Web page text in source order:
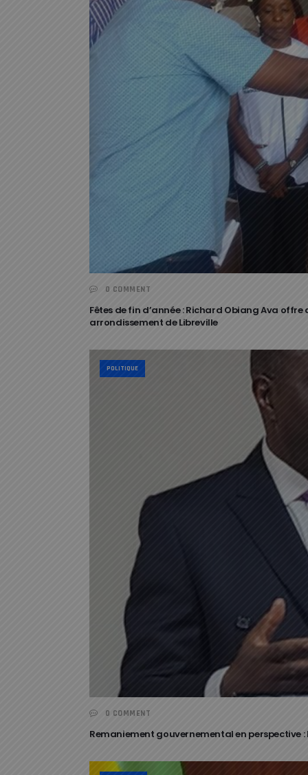
0 COMMENT
Fêtes de fin d’année : Richard Obiang Ava
arrondissement de Libreville
POLITIQUE
0 COMMENT
Remaniement gouvernemental en perspective